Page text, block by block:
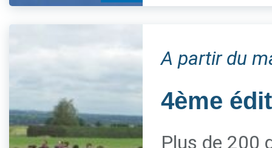
A partir du
4ème
Plus de 200